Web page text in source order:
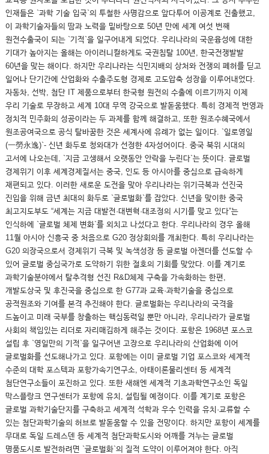
인재들은 `과학 기술 입국`의 투철한 사명감으로 앞다투어 이공계로 진출했고,
이 과학기술자들의 땀과 노력을 밑바탕으로 50년 만에 세계 여섯 번째
원전수출국이 되는 `기적`을 일구어내게 되었다. 우리나라의 국운융성에 대한
기대가 높아지는 올해는 아이러니컬하게도 국권침탈 100년, 한국전쟁발발
60년을 맞는 해이다. 하지만 우리나라는 식민지배의 상처와 전쟁의 폐허를 딛고
일어나 단기간에 산업화와 수출주도형 경제로 고도압축 성장을 이루어내었다.
자동차, 선박, 첨단 IT 제품으로부터 한국형 원전의 수출에 이르기까지 이제
우리 기술로 무장하고 세계 10대 무역 강국으로 발돋움했다. 특히 경제적 번영과
정치적 민주화의 성공이라는 두 과제를 함께 해결하고, 또한 원조수혜국에서
원조공여국으로 공식 탈바꿈한 것은 세계사에 유례가 없는 일이다. `일로영일
(一勞永逸)`- 신년 화두로 청와대가 선정한 4자성어이다. 중국 북위 시대의
고서에 나오는데, `지금 고생해서 오랫동안 안락을 누린다`는 뜻이다. 글로벌
경제위기 이후 세계경제질서는 중국, 인도 등 아시아를 중심으로 급속하게
재편되고 있다. 이러한 새로운 도전을 맞아 우리나라는 위기극복과 선진국
진입을 위해 금년 최대의 화두로 `글로벌화`를 잡았다. 신년을 맞이한 중국
최고지도부도 “세계는 지금 대발전·대변혁·대조정의 시기를 맞고 있다”는
인식하에 `글로벌 체제 변화`를 외치고 나섰다고 한다. 우리나라의 경우 올해
11월 아시아 신흥국 중 처음으로 G20 정상회의를 개최한다. 특히 우리나라는
G20 의장국으로서 경제위기 극복 및 녹색성장 등 글로벌 아젠더를 선도할 수
있어 글로벌 중심국가로 도약하기 위한 절호의 기회를 맞았다. 이를 계기로
과학기술분야에서 탈추격형 선진 R&D체제 구축을 가속화하는 한편,
개발도상국 및 후진국을 중심으로 한 G77과 교육·과학기술을 중심으로
공적원조와 기여를 본격 추진해야 한다. 글로벌화는 우리나라의 국격을
드높이고 미래 국부를 창출하는 핵심동력일 뿐만 아니라, 우리나라가 글로벌
사회의 책임있는 리더로 자리매김하게 해주는 것이다. 포항은 1968년 포스코
설립 후 `영일만의 기적`을 일구어낸 고장으로 우리나라의 산업화에 이어
글로벌화를 선도해나가고 있다. 포항에는 이미 글로벌 기업 포스코와 세계적
수준의 대학 포스텍과 포항가속기연구소, 아태이론물리센터 등 세계적
첨단연구소들이 포진하고 있다. 또한 새해엔 세계적 기초과학연구소인 독일
막스플랑크 연구센터가 포항에 유치, 설립될 예정이다. 이를 계기로 포항은
글로벌 과학기술단지를 구축하고 세계적 석학과 우수 인력을 유치·교류할 수
있는 첨단과학기술의 허브로 발돋움할 수 있을 전망이다. 하지만 포항이 세계를
무대로 독일 드레스덴 등 세계적 첨단과학도시와 어깨를 겨누는 글로벌
명품도시로 발전하려면 `글로벌화`의 질적 도약이 이루어져야 한다. 아직